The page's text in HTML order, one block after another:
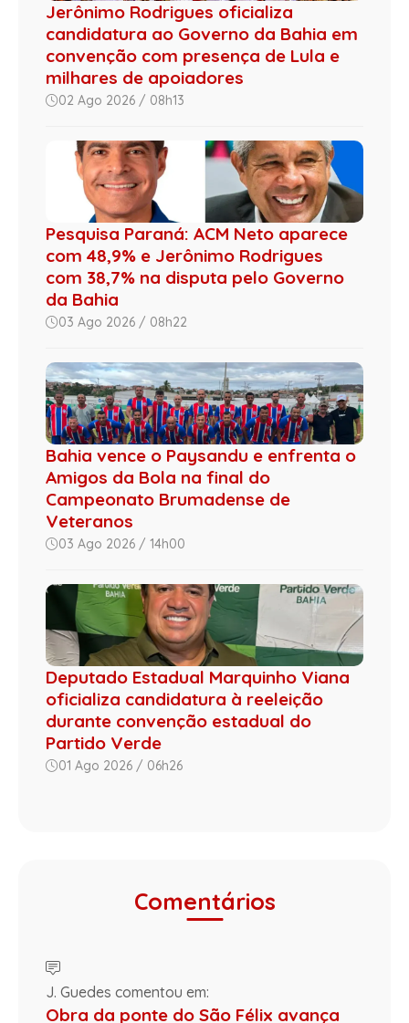
Jerônimo Rodrigues oficializa
candidatura ao Governo da Bahia em
convenção com presença de Lula e
milhares de apoiadores
02 Ago 2026 / 08h13
Pesquisa Paraná: ACM Neto aparece
com 48,9% e Jerônimo Rodrigues
com 38,7% na disputa pelo Governo
da Bahia
03 Ago 2026 / 08h22
Bahia vence o Paysandu e enfrenta o
Amigos da Bola na final do
Campeonato Brumadense de
Veteranos
03 Ago 2026 / 14h00
Deputado Estadual Marquinho Viana
oficializa candidatura à reeleição
durante convenção estadual do
Partido Verde
01 Ago 2026 / 06h26
Comentários
J. Guedes comentou em:
Obra da ponte do São Félix avança